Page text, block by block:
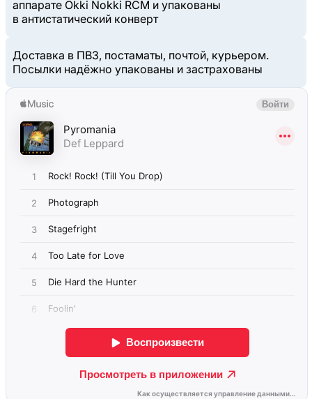
аппарате Okki Nokki RCM и упакованы
в антистатический конверт
Доставка в ПВЗ, постаматы, почтой, курьером.
Посылки надёжно упакованы и застрахованы